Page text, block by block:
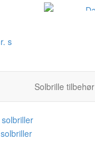
Solbrille tilbehør